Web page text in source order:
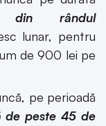
din rândul
lunar, pentru
de 900 lei pe
pe perioadă
de peste 45 de